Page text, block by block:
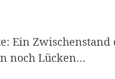
Ein
noch Lücken…